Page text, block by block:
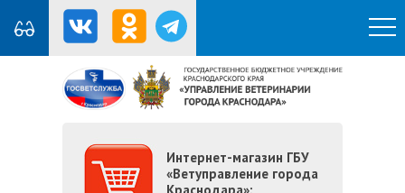
Интернет-магазин ГБУ
«Ветуправление города